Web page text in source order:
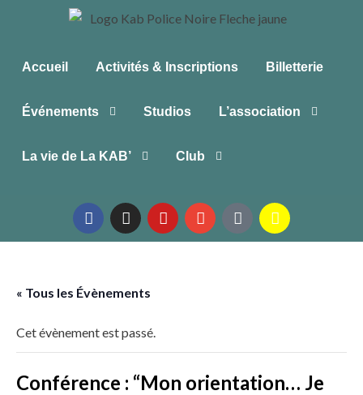
Accueil Activités & Inscriptions Billetterie
Événements Studios L’association
La vie de La KAB’ Club
« Tous les Évènements
Cet évènement est passé.
Conférence : “Mon orientation… Je